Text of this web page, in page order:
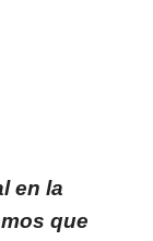
en la
que